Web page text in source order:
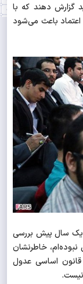
گزارش دهند که با
باعث می‌شود
یک سال پیش بررسی
خاطرنشان
اساسی عدول
نیست.